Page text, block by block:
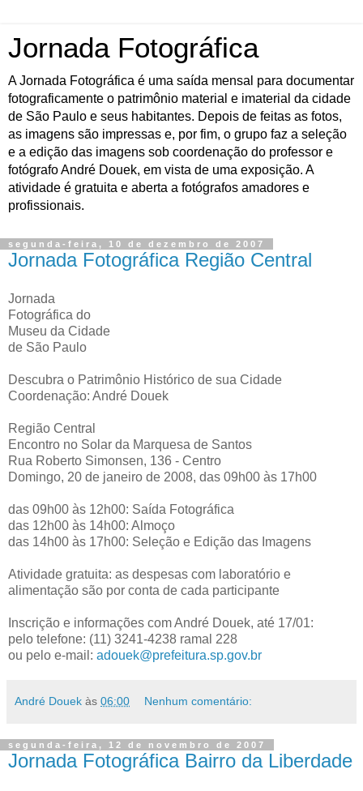
Jornada Fotográfica
A Jornada Fotográfica é uma saída mensal para documentar
fotograficamente o patrimônio material e imaterial da cidade
de São Paulo e seus habitantes. Depois de feitas as fotos,
as imagens são impressas e, por fim, o grupo faz a seleção
e a edição das imagens sob coordenação do professor e
fotógrafo André Douek, em vista de uma exposição. A
atividade é gratuita e aberta a fotógrafos amadores e
profissionais.
segunda-feira, 10 de dezembro de 2007
Jornada Fotográfica Região Central
Jornada
Fotográfica do
Museu da Cidade
de São Paulo
Descubra o Patrimônio Histórico de sua Cidade
Coordenação: André Douek
Região Central
Encontro no Solar da Marquesa de Santos
Rua Roberto Simonsen, 136 - Centro
Domingo, 20 de janeiro de 2008, das 09h00 às 17h00
das 09h00 às 12h00: Saída Fotográfica
das 12h00 às 14h00: Almoço
das 14h00 às 17h00: Seleção e Edição das Imagens
Atividade gratuita: as despesas com laboratório e
alimentação são por conta de cada participante
Inscrição e informações com André Douek, até 17/01:
pelo telefone: (11) 3241-4238 ramal 228
ou pelo e-mail: adouek@prefeitura.sp.gov.br
André Douek às 06:00 Nenhum comentário:
segunda-feira, 12 de novembro de 2007
Jornada Fotográfica Bairro da Liberdade